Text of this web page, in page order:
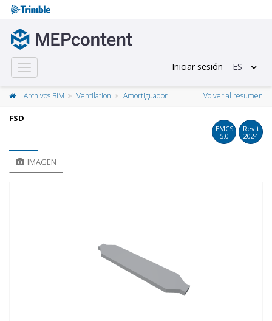
Toggle
navigation
Iniciar sesión ES
Archivos BIM Ventilation Amortiguador Volver al resumen
FSD
EMCS
5.0
Revit
2024
IMAGEN